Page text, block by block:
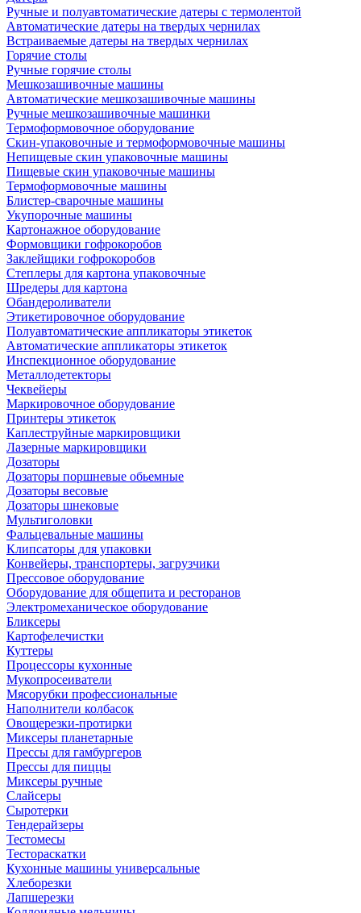
Ручные и полуавтоматические датеры с термолентой
Автоматические датеры на твердых чернилах
Встраиваемые датеры на твердых чернилах
Горячие столы
Ручные горячие столы
Мешкозашивочные машины
Автоматические мешкозашивочные машины
Ручные мешкозашивочные машинки
Термоформовочное оборудование
Скин-упаковочные и термоформовочные машины
Непищевые скин упаковочные машины
Пищевые скин упаковочные машины
Термоформовочные машины
Блистер-сварочные машины
Укупорочные машины
Картонажное оборудование
Формовщики гофрокоробов
Заклейщики гофрокоробов
Степлеры для картона упаковочные
Шредеры для картона
Обандероливатели
Этикетировочное оборудование
Полуавтоматические аппликаторы этикеток
Автоматические аппликаторы этикеток
Инспекционное оборудование
Металлодетекторы
Чеквейеры
Маркировочное оборудование
Принтеры этикеток
Каплеструйные маркировщики
Лазерные маркировщики
Дозаторы
Дозаторы поршневые обьемные
Дозаторы весовые
Дозаторы шнековые
Мультиголовки
Фальцевальные машины
Клипсаторы для упаковки
Конвейеры, транспортеры, загрузчики
Прессовое оборудование
Оборудование для общепита и ресторанов
Электромеханическое оборудование
Бликсеры
Картофелечистки
Куттеры
Процессоры кухонные
Мукопросеиватели
Мясорубки профессиональные
Наполнители колбасок
Овощерезки-протирки
Миксеры планетарные
Прессы для гамбургеров
Прессы для пиццы
Миксеры ручные
Слайсеры
Сыротерки
Тендерайзеры
Тестомесы
Тестораскатки
Кухонные машины универсальные
Хлеборезки
Лапшерезки